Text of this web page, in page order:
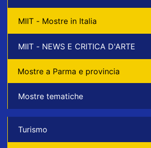
MIIT - Mostre in Italia
MIIT - NEWS E CRITICA D'ARTE
Mostre a Parma e provincia
Mostre tematiche
Turismo